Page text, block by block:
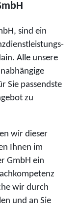
sind ein
Alle unsere
Sie passendste
zu
wir dieser
Ihnen im
GmbH ein
wir durch
und an Sie